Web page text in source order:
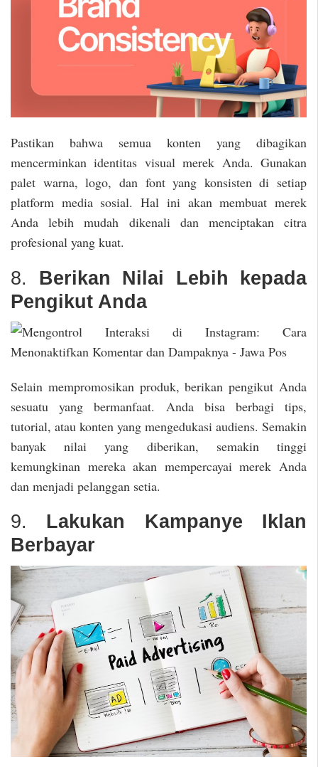
Pastikan bahwa semua konten yang dibagikan
mencerminkan identitas visual merek Anda. Gunakan
palet warna, logo, dan font yang konsisten di setiap
platform media sosial. Hal ini akan membuat merek
Anda lebih mudah dikenali dan menciptakan citra
profesional yang kuat.
8. Berikan Nilai Lebih kepada
Pengikut Anda
Selain mempromosikan produk, berikan pengikut Anda
sesuatu yang bermanfaat. Anda bisa berbagi tips,
tutorial, atau konten yang mengedukasi audiens. Semakin
banyak nilai yang diberikan, semakin tinggi
kemungkinan mereka akan mempercayai merek Anda
dan menjadi pelanggan setia.
9. Lakukan Kampanye Iklan
Berbayar